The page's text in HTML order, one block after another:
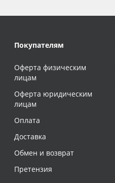
Покупателям
Оферта физическим
лицам
Оферта юридическим
лицам
Оплата
Доставка
Обмен и возврат
Претензия